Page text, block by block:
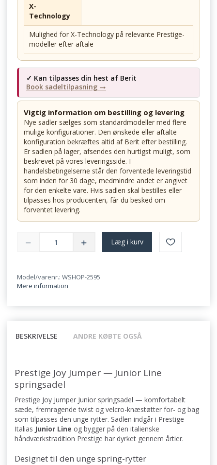
X-
Technology
Mulighed for X-Technology på relevante Prestige-
modeller efter aftale
✓ Kan tilpasses din hest af Berit
Book sadeltilpasning →
Vigtig information om bestilling og levering
Nye sadler sælges som standardmodeller med flere
mulige konfigurationer. Den ønskede eller aftalte
konfiguration bekræftes altid af Berit efter bestilling.
Er sadlen på lager, afsendes den hurtigst muligt, som
beskrevet på vores leveringsside. I
handelsbetingelserne står den forventede leveringstid
som inden for 30 dage, medmindre andet er angivet
for den enkelte vare. Hvis sadlen skal bestilles eller
tilpasses hos producenten, får du besked om
forventet levering.
Læg i kurv
Model/varenr.: WSHOP-2595
Mere information
BESKRIVELSE ANDRE KØBTE OGSÅ
Prestige Joy Jumper — Junior Line
springsadel
Prestige Joy Jumper Junior springsadel — komfortabelt
sæde, fremragende twist og velcro-knæstøtter for- og bag
som tilpasses den unge rytter. Sadlen indgår i Prestige
Italias Junior Line og bygger på den italienske
håndværkstradition Prestige har dyrket gennem årtier.
Designet til den unge spring-rytter